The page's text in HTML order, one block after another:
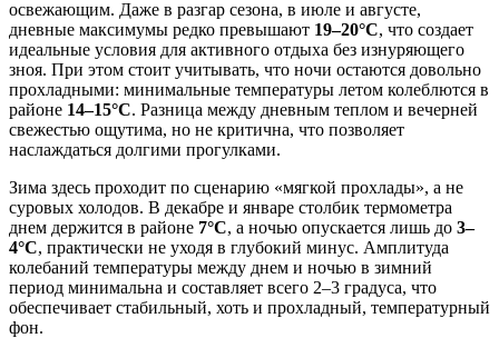
освежающим. Даже в разгар сезона, в июле и августе,
дневные максимумы редко превышают 19–20°C, что создает
идеальные условия для активного отдыха без изнуряющего
зноя. При этом стоит учитывать, что ночи остаются довольно
прохладными: минимальные температуры летом колеблются в
районе 14–15°C. Разница между дневным теплом и вечерней
свежестью ощутима, но не критична, что позволяет
наслаждаться долгими прогулками.
Зима здесь проходит по сценарию «мягкой прохлады», а не
суровых холодов. В декабре и январе столбик термометра
днем держится в районе 7°C, а ночью опускается лишь до 3–
4°C, практически не уходя в глубокий минус. Амплитуда
колебаний температуры между днем и ночью в зимний
период минимальна и составляет всего 2–3 градуса, что
обеспечивает стабильный, хоть и прохладный, температурный
фон.